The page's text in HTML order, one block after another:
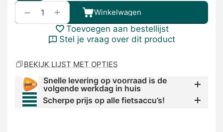
+
− Winkelwagen
Toevoegen aan bestellijst
Stel je vraag over dit product
BEKIJK LIJST MET OPTIES
Snelle levering op voorraad is de
volgende werkdag in huis
Scherpe prijs op alle fietsaccu’s!